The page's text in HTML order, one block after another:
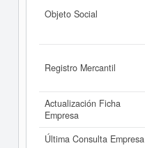
Objeto Social
Registro Mercantil
Actualización Ficha
Empresa
Última Consulta Empresa